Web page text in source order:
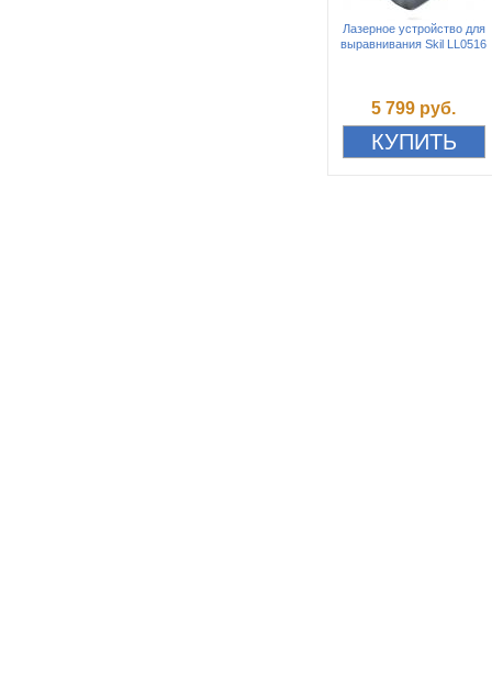
Лазерное устройство для
выравнивания Skil LL0516
5 799 руб.